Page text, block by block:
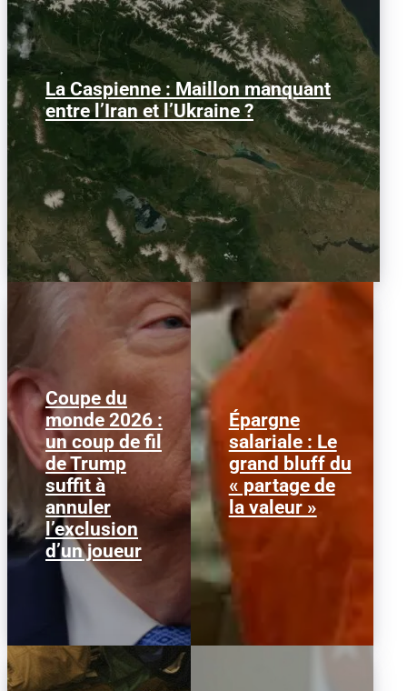
La Caspienne : Maillon manquant
entre l’Iran et l’Ukraine ?
Samedi 25 juillet 2026, des drones
ukrainiens ont frappé plusieurs cibles
en mer Caspienne, parmi...
Coupe du
monde 2026 :
un coup de fil
de Trump
suffit à
annuler
l’exclusion
d’un joueur
Le 1er juillet 2026,
l'attaquant américain
Folarin Balogun recevait
un carton rouge
parfaitement...
Épargne
salariale : Le
grand bluff du
« partage de
la valeur »
Alors que l'inflation et la
course aux profits
écrasent le pouvoir
d’achat, la loi « partage
de la...